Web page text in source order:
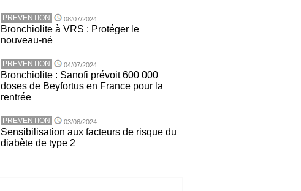
PREVENTION 08/07/2024
Bronchiolite à VRS : Protéger le
nouveau-né
PREVENTION 04/07/2024
Bronchiolite : Sanofi prévoit 600 000
doses de Beyfortus en France pour la
rentrée
PREVENTION 03/06/2024
Sensibilisation aux facteurs de risque du
diabète de type 2